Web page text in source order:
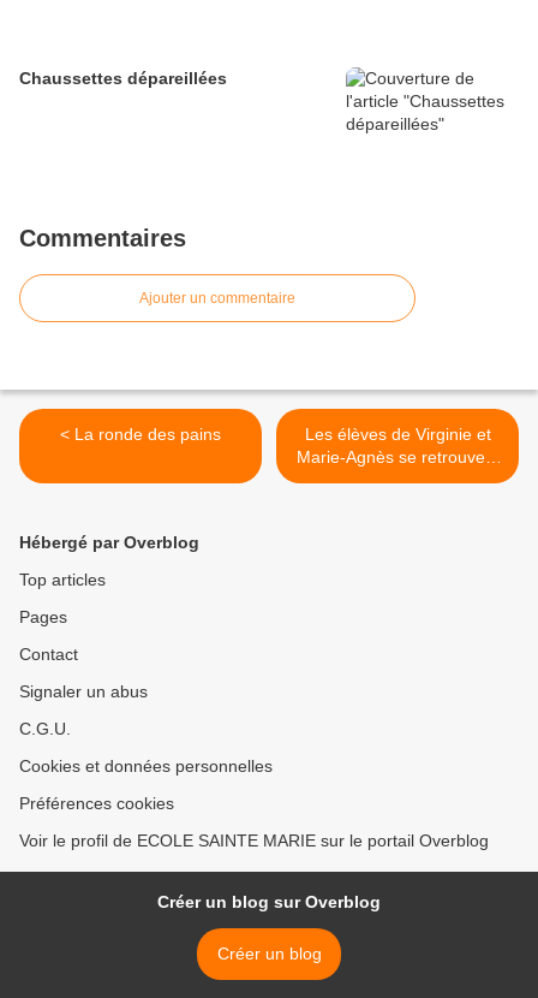
Chaussettes dépareillées
Commentaires
Ajouter un commentaire
< La ronde des pains
Les élèves de Virginie et
Marie-Agnès se retrouvent
au gymnase >
Hébergé par Overblog
Top articles
Pages
Contact
Signaler un abus
C.G.U.
Cookies et données personnelles
Préférences cookies
Voir le profil de ECOLE SAINTE MARIE sur le portail Overblog
Créer un blog sur Overblog
Créer un blog